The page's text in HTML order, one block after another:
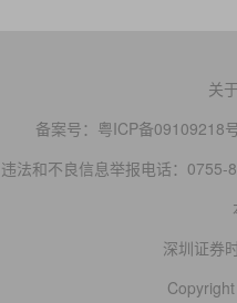
关
备案号： 粤ICP备09109218
违法和不良信息举报电话：0755-
深圳证券